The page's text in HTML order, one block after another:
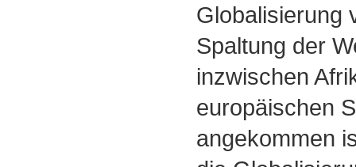
Globalisierung
Spaltung der
inzwischen
europäischen
angekommen